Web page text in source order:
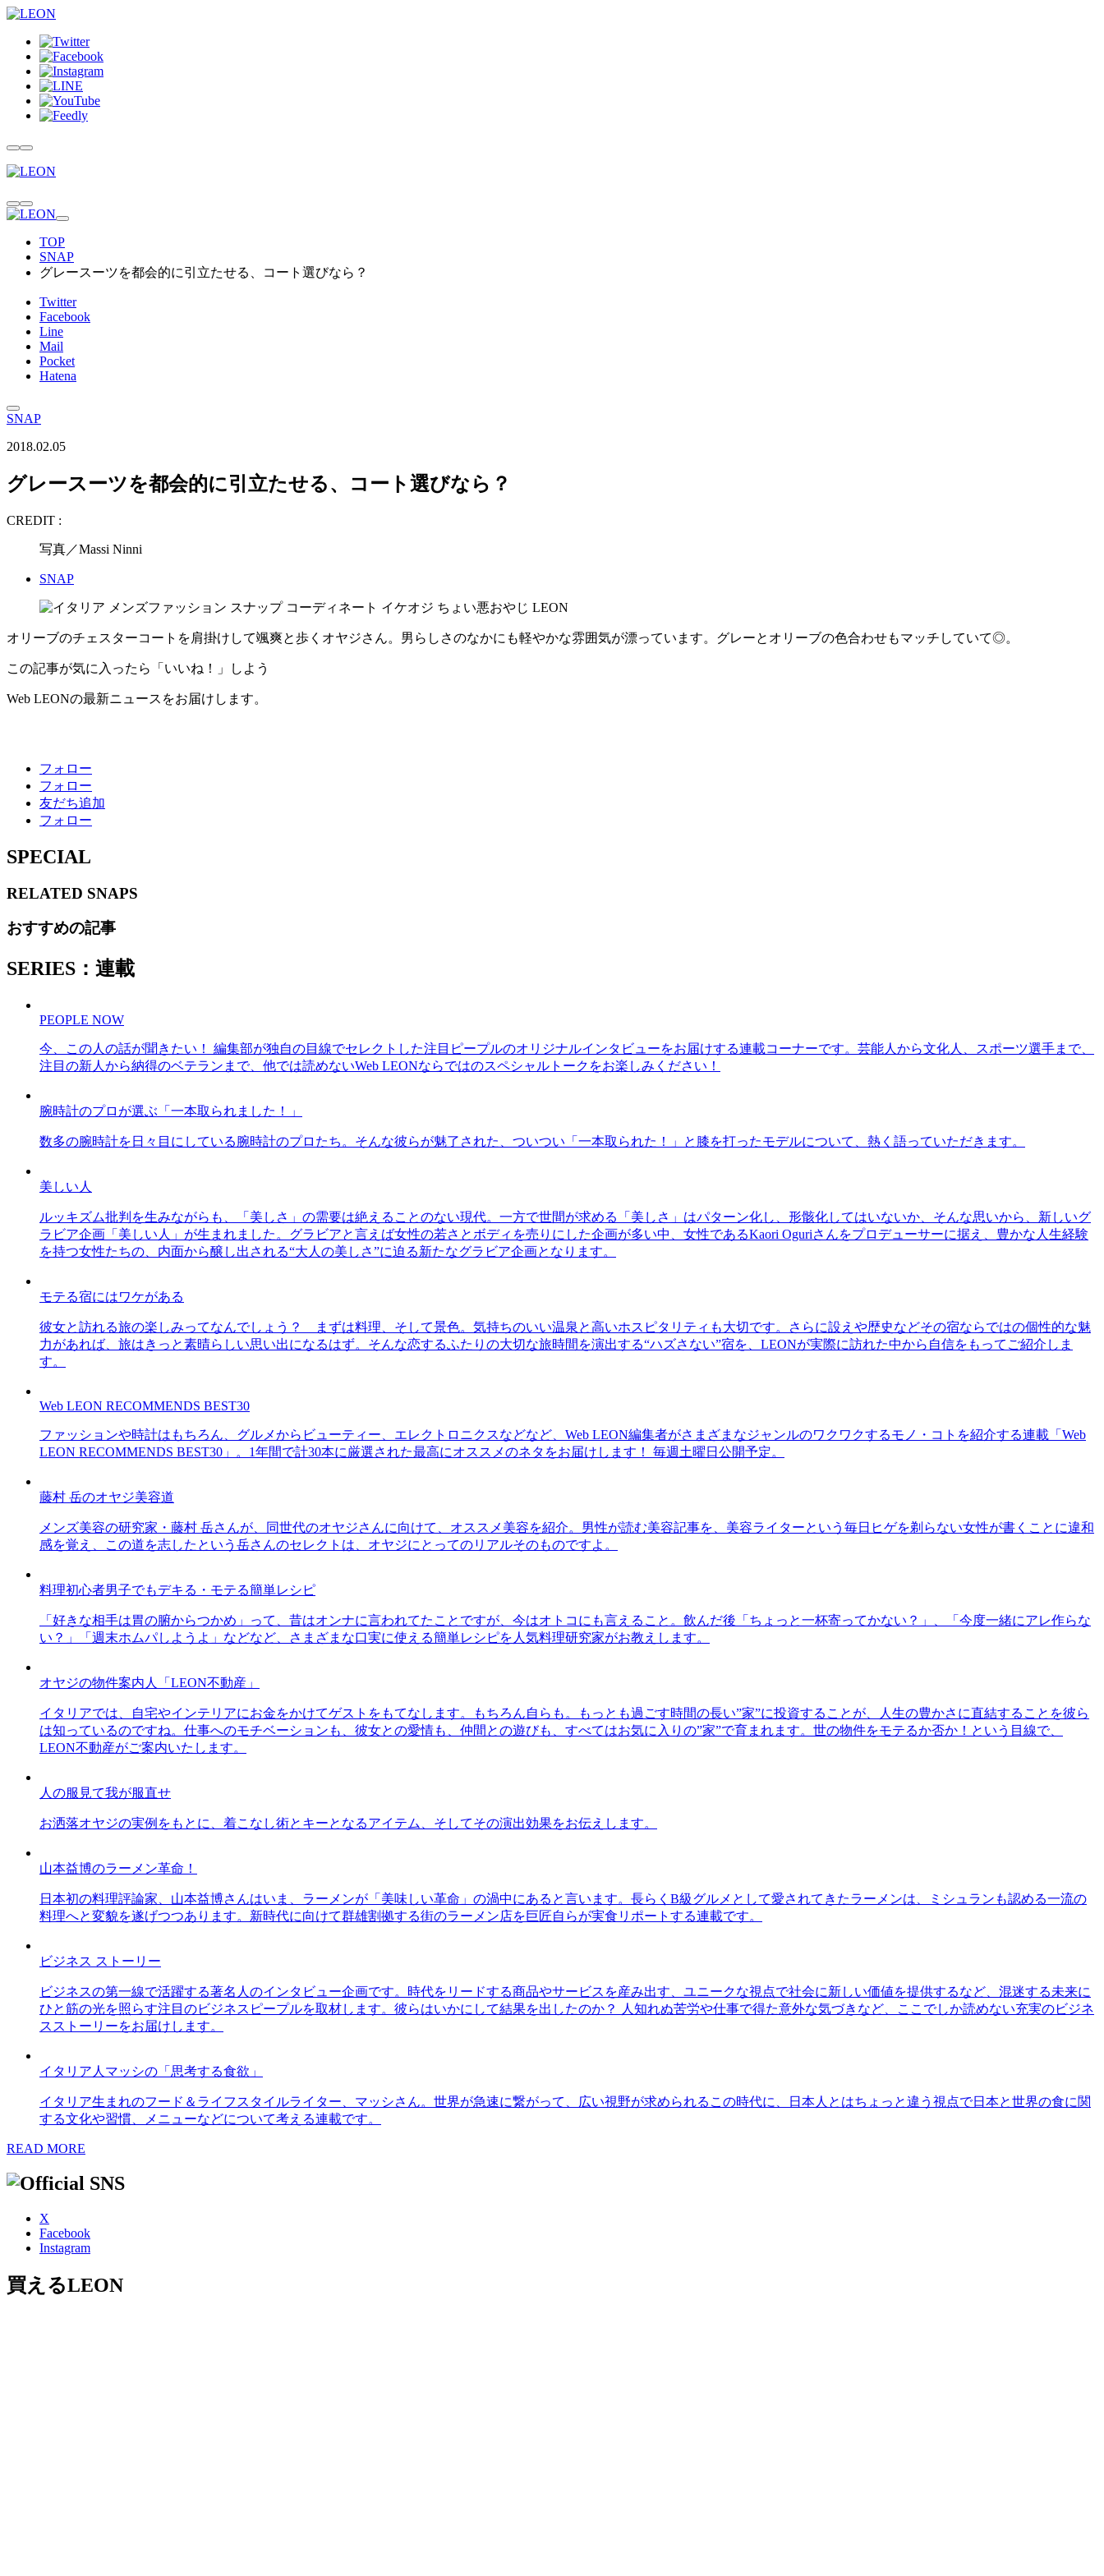
TOP
SNAP
グレースーツを都会的に引立たせる、コート選びなら？
Twitter
Facebook
Line
Mail
Pocket
Hatena
SNAP
2018.02.05
グレースーツを都会的に引立たせる、コート選びなら？
CREDIT :
写真／Massi Ninni
SNAP
オリーブのチェスターコートを肩掛けして颯爽と歩くオヤジさん。男らしさのなかにも軽やかな雰囲気が漂っています。グレーとオリーブの色合わせもマッチしていて◎。
この記事が気に入ったら「いいね！」しよう
Web LEONの最新ニュースをお届けします。
フォロー
フォロー
友だち追加
フォロー
SPECIAL
RELATED SNAPS
おすすめの記事
SERIES：連載
PEOPLE NOW
今、この人の話が聞きたい！ 編集部が独自の目線でセレクトした注目ピープルのオリジナルインタビューをお届けする連載コーナーです。芸能人から文化人、スポーツ選手まで、
注目の新人から納得のベテランまで、他では読めないWeb LEONならではのスペシャルトークをお楽しみください！
腕時計のプロが選ぶ「一本取られました！」
数多の腕時計を日々目にしている腕時計のプロたち。そんな彼らが魅了された、ついつい「一本取られた！」と膝を打ったモデルについて、熱く語っていただきます。
美しい人
ルッキズム批判を生みながらも、「美しさ」の需要は絶えることのない現代。一方で世間が求める「美しさ」はパターン化し、形骸化してはいないか、そんな思いから、新しいグ
ラビア企画「美しい人」が生まれました。グラビアと言えば女性の若さとボディを売りにした企画が多い中、女性であるKaori Oguriさんをプロデューサーに据え、豊かな人生経験
を持つ女性たちの、内面から醸し出される“大人の美しさ”に迫る新たなグラビア企画となります。
モテる宿にはワケがある
彼女と訪れる旅の楽しみってなんでしょう？ まずは料理、そして景色。気持ちのいい温泉と高いホスピタリティも大切です。さらに設えや歴史などその宿ならではの個性的な魅
力があれば、旅はきっと素晴らしい思い出になるはず。そんな恋するふたりの大切な旅時間を演出する“ハズさない”宿を、LEONが実際に訪れた中から自信をもってご紹介しま
す。
Web LEON RECOMMENDS BEST30
ファッションや時計はもちろん、グルメからビューティー、エレクトロニクスなどなど、Web LEON編集者がさまざまなジャンルのワクワクするモノ・コトを紹介する連載「Web
LEON RECOMMENDS BEST30」。1年間で計30本に厳選された最高にオススメのネタをお届けします！ 毎週土曜日公開予定。
藤村 岳のオヤジ美容道
メンズ美容の研究家・藤村 岳さんが、同世代のオヤジさんに向けて、オススメ美容を紹介。男性が読む美容記事を、美容ライターという毎日ヒゲを剃らない女性が書くことに違和
感を覚え、この道を志したという岳さんのセレクトは、オヤジにとってのリアルそのものですよ。
料理初心者男子でもデキる・モテる簡単レシピ
「好きな相手は胃の腑からつかめ」って、昔はオンナに言われてたことですが、今はオトコにも言えること。飲んだ後「ちょっと一杯寄ってかない？」、「今度一緒にアレ作らな
い？」「週末ホムパしようよ」などなど、さまざまな口実に使える簡単レシピを人気料理研究家がお教えします。
オヤジの物件案内人「LEON不動産」
イタリアでは、自宅やインテリアにお金をかけてゲストをもてなします。もちろん自らも。もっとも過ごす時間の長い”家”に投資することが、人生の豊かさに直結することを彼ら
は知っているのですね。仕事へのモチベーションも、彼女との愛情も、仲間との遊びも、すべてはお気に入りの”家”で育まれます。世の物件をモテるか否か！という目線で、
LEON不動産がご案内いたします。
人の服見て我が服直せ
お洒落オヤジの実例をもとに、着こなし術とキーとなるアイテム、そしてその演出効果をお伝えします。
山本益博のラーメン革命！
日本初の料理評論家、山本益博さんはいま、ラーメンが「美味しい革命」の渦中にあると言います。長らくB級グルメとして愛されてきたラーメンは、ミシュランも認める一流の
料理へと変貌を遂げつつあります。新時代に向けて群雄割拠する街のラーメン店を巨匠自らが実食リポートする連載です。
ビジネス ストーリー
ビジネスの第一線で活躍する著名人のインタビュー企画です。時代をリードする商品やサービスを産み出す、ユニークな視点で社会に新しい価値を提供するなど、混迷する未来に
ひと筋の光を照らす注目のビジネスピープルを取材します。彼らはいかにして結果を出したのか？ 人知れぬ苦労や仕事で得た意外な気づきなど、ここでしか読めない充実のビジネ
スストーリーをお届けします。
イタリア人マッシの「思考する食欲」
イタリア生まれのフード＆ライフスタイルライター、マッシさん。世界が急速に繋がって、広い視野が求められるこの時代に、日本人とはちょっと違う視点で日本と世界の食に関
する文化や習慣、メニューなどについて考える連載です。
READ MORE
X
Facebook
Instagram
買えるLEON